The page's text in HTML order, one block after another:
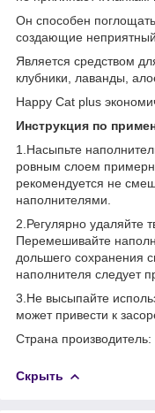
Он способен
создающие
Является средством
клубники, лаванды,
Happy Cat plus
Инструкция по
1.Насыпьте
ровным слоем
рекомендуется не
наполнителями.
2.Регулярно удаляйте
Перемешивайте
дольшего сохранения
наполнителя следует
3.Не высыпайте
может привести к
Страна производитель:
Скрыть